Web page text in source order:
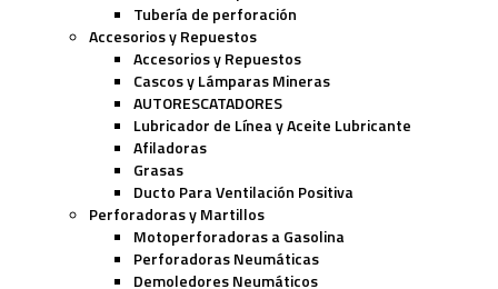
Tubería de perforación
Accesorios y Repuestos
Accesorios y Repuestos
Cascos y Lámparas Mineras
AUTORESCATADORES
Lubricador de Línea y Aceite Lubricante
Afiladoras
Grasas
Ducto Para Ventilación Positiva
Perforadoras y Martillos
Motoperforadoras a Gasolina
Perforadoras Neumáticas
Demoledores Neumáticos